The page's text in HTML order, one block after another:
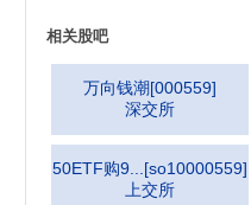
相关股吧
万向钱潮[000559]
深交所
50ETF购9... [so10000559]
上交所